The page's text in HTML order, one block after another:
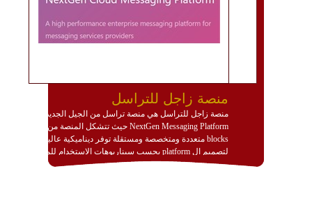
منصة زاجل للتراسل
منصة زاجل للتراسل هي منصة تراسل من الجيل الجديد
NextGen Messaging Platform حيث تتشكل المنصة من
blocks متعددة ومتخصصة ومستقلة توفر ديناميكية عالية
لتصميم ال platform بحسب سيناريوهات الاستخدام للمنصة
وتتوافق مع النشر والاستثمار ضمن بيئة استضافة dedicated